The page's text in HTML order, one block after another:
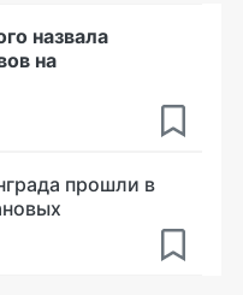
назвала
на
прошли в